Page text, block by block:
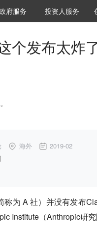
城市之窗
府服务 VClub投资机构库
投资机构职位推介
投资人服务
个发布太炸
海外 2019-02
称为 A 社）并没有发布
Institute（Anthropic研究